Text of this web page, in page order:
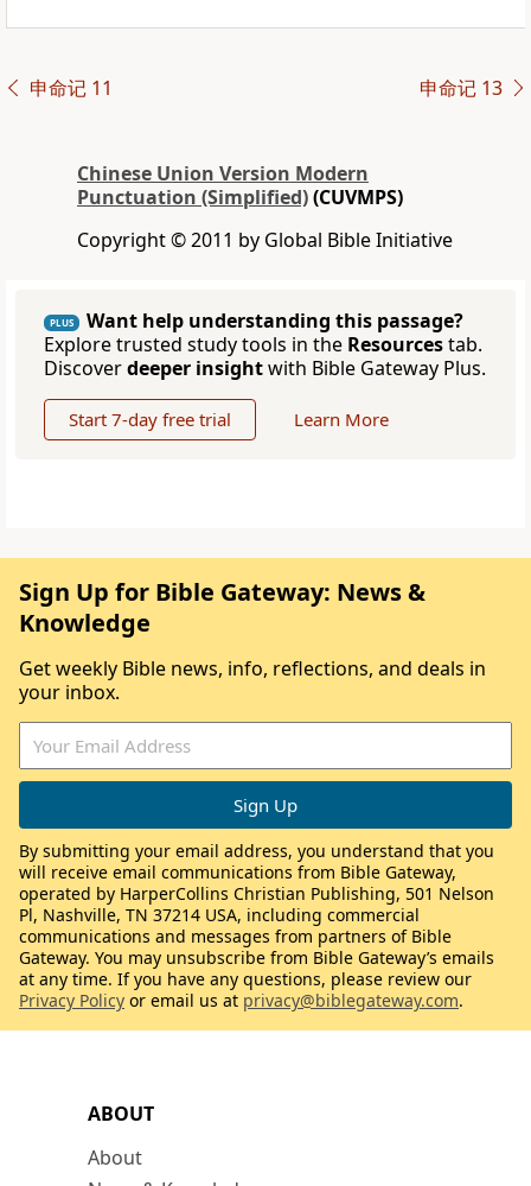
申命记 11 申命记 13
Chinese Union Version Modern
Punctuation (Simplified)(CUVMPS)
Copyright © 2011 by Global Bible Initiative
PLUS
Want help understanding this passage?
Explore trusted study tools in the Resourcestab.
Discoverdeeper insightwith Bible Gateway Plus.
Start 7-day free trial Learn More
ABOUT
About
Sign Up for Bible Gateway: News &
Knowledge
Get weekly Bible news, info, reflections, and deals in
your inbox.
By submitting your email address, you understand that you
will receive email communications from Bible Gateway,
operated by HarperCollins Christian Publishing, 501 Nelson
Pl, Nashville, TN 37214 USA, including commercial
communications and messages from partners of Bible
Gateway. You may unsubscribe from Bible Gateway’s emails
at any time. If you have any questions, please review our
Privacy Policy or email us at privacy@biblegateway.com.